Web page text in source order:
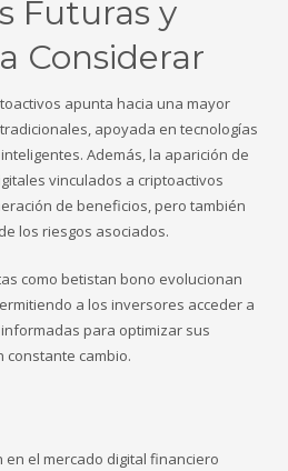
Futuras y
Considerar
apunta hacia una mayor
apoyada en tecnologías
Además, la aparición de
vinculados a criptoactivos
de beneficios, pero también
los riesgos asociados.
como betistan bono evolucionan
a los inversores acceder a
para optimizar sus
constante cambio.
en el mercado digital financiero